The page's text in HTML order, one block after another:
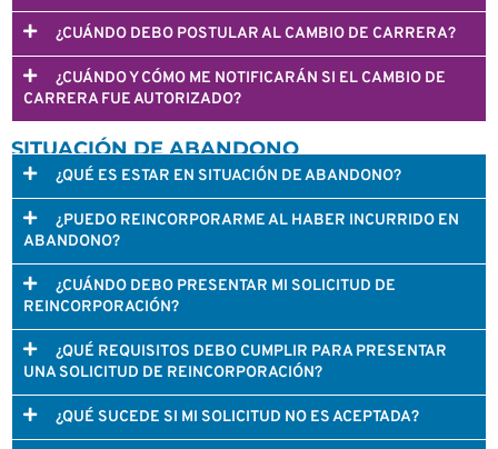
¿CUÁNDO DEBO POSTULAR AL CAMBIO DE CARRERA?
¿CUÁNDO Y CÓMO ME NOTIFICARÁN SI EL CAMBIO DE
CARRERA FUE AUTORIZADO?
SITUACIÓN DE ABANDONO
¿QUÉ ES ESTAR EN SITUACIÓN DE ABANDONO?
¿PUEDO REINCORPORARME AL HABER INCURRIDO EN
ABANDONO?
¿CUÁNDO DEBO PRESENTAR MI SOLICITUD DE
REINCORPORACIÓN?
¿QUÉ REQUISITOS DEBO CUMPLIR PARA PRESENTAR
UNA SOLICITUD DE REINCORPORACIÓN?
¿QUÉ SUCEDE SI MI SOLICITUD NO ES ACEPTADA?